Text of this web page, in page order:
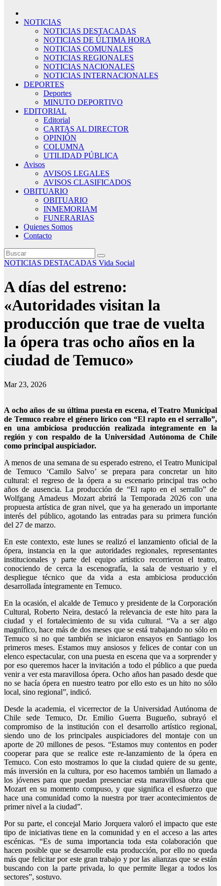
NOTICIAS
NOTICIAS DESTACADAS
NOTICIAS DE ÚLTIMA HORA
NOTICIAS COMUNALES
NOTICIAS REGIONALES
NOTICIAS NACIONALES
NOTICIAS INTERNACIONALES
DEPORTES
Deportes
MINUTO DEPORTIVO
EDITORIAL
Editorial
CARTAS AL DIRECTOR
OPINIÓN
COLUMNA
UTILIDAD PÚBLICA
Avisos
AVISOS LEGALES
AVISOS CLASIFICADOS
OBITUARIO
OBITUARIO
INMEMORIAM
FUNERARIAS
Quienes Somos
Contacto
NOTICIAS DESTACADAS Vida Social
A días del estreno:
«Autoridades visitan la
producción que trae de vuelta
la ópera tras ocho años en la
ciudad de Temuco»
Mar 23, 2026
A ocho años de su última puesta en escena, el Teatro Municipal
de Temuco reabre el género lírico con “El rapto en el serrallo”,
en una ambiciosa producción realizada íntegramente en la
región y con respaldo de la Universidad Autónoma de Chile
como principal auspiciador.
A menos de una semana de su esperado estreno, el Teatro Municipal
de Temuco ‘Camilo Salvo’ se prepara para concretar un hito
cultural: el regreso de la ópera a su escenario principal tras ocho
años de ausencia. La producción de “El rapto en el serrallo” de
Wolfgang Amadeus Mozart abrirá la Temporada 2026 con una
propuesta artística de gran nivel, que ya ha generado un importante
interés del público, agotando las entradas para su primera función
del 27 de marzo.
En este contexto, este lunes se realizó el lanzamiento oficial de la
ópera, instancia en la que autoridades regionales, representantes
institucionales y parte del equipo artístico recorrieron el teatro,
conociendo de cerca la escenografía, la sala de vestuario y el
despliegue técnico que da vida a esta ambiciosa producción
desarrollada íntegramente en Temuco.
En la ocasión, el alcalde de Temuco y presidente de la Corporación
Cultural, Roberto Neira, destacó la relevancia de este hito para la
ciudad y el fortalecimiento de su vida cultural. “Va a ser algo
magnífico, hace más de dos meses que se está trabajando no sólo en
Temuco si no que también se iniciaron ensayos en Santiago los
primeros meses. Estamos muy ansiosos y felices de contar con un
elenco espectacular, con una puesta en escena que va a sorprender y
por eso queremos hacer la invitación a todo el público a que pueda
venir a ver esta maravillosa ópera. Ocho años han pasado desde que
no se hacía ópera en nuestro teatro por ello esto es un hito no sólo
local, sino regional”, indicó.
Desde la academia, el vicerrector de la Universidad Autónoma de
Chile sede Temuco, Dr. Emilio Guerra Bugueño, subrayó el
compromiso de la institución con el desarrollo artístico regional,
siendo uno de los principales auspiciadores del montaje con un
aporte de 20 millones de pesos. “Estamos muy contentos en poder
cooperar para que se realice este re-lanzamiento de la ópera en
Temuco. Con esto mostramos lo que la ciudad quiere de su gente,
más inversión en la cultura, por eso hacemos también un llamado a
los jóvenes para que puedan presenciar esta maravillosa obra que
Mozart en su momento compuso, y que significa el esfuerzo que
hace una comunidad como la nuestra por traer acontecimientos de
primer nivel a la ciudad”.
Por su parte, el concejal Mario Jorquera valoró el impacto que este
tipo de iniciativas tiene en la comunidad y en el acceso a las artes
escénicas. “Es de suma importancia toda esta colaboración que
hacen posible que se desarrolle esta producción, por ello no queda
más que felicitar por este gran trabajo y por las alianzas que se están
buscando con la parte privada, lo que permite llegar a todos los
sectores”, sostuvo.